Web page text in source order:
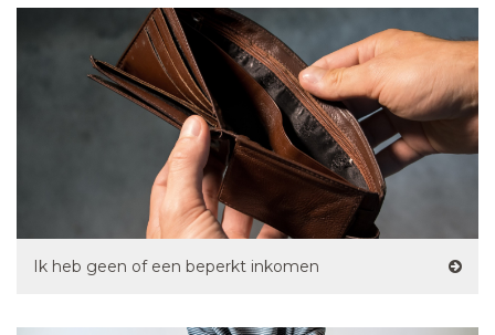
Ik heb geen of een beperkt inkomen